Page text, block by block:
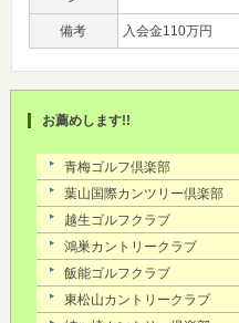
備考 入会金110万円
お薦めします!!